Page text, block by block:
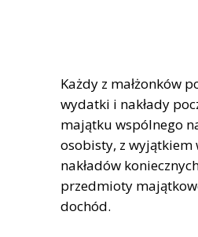
Każdy z małżonków
wydatki i nakłady
majątku wspólnego
osobisty, z wyjątkiem
nakładów
przedmioty
dochód.